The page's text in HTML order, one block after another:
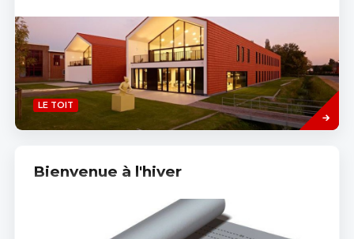
LE TOIT
Read
more
Bienvenue à l'hiver